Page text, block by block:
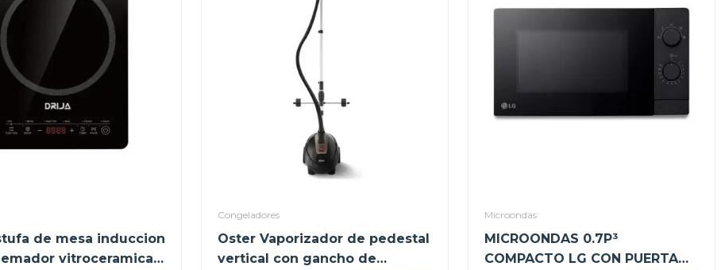
de mesa induccion
vitroceramica
Congeladores
Oster Vaporizador de pedestal
vertical con gancho de
Microondas
MICROONDAS 0.7P³
COMPACTO LG CON PUERTA